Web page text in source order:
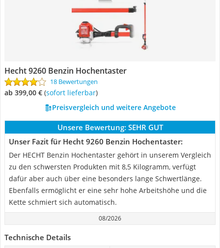
Hecht 9260 Benzin Hochentaster
18 Bewertungen
ab 399,00 € ( Sofort lieferbar)
Preisvergleich und weitere Angebote
Unsere Bewertung: SEHR GUT
Unser Fazit für Hecht 9260 Benzin Hochentaster:
Der HECHT Benzin Hochentaster gehört in unserem Vergleich
zu den schwersten Produkten mit 8,5 Kilogramm, verfügt
dafür aber auch über eine besonders lange Schwertlänge.
Ebenfalls ermöglicht er eine sehr hohe Arbeitshöhe und die
Kette schmiert sich automatisch.
08/2026
Technische Details